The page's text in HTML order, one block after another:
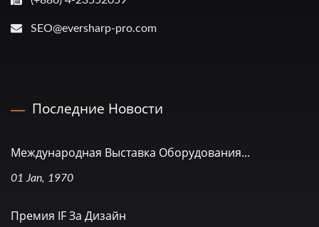
SEO@eversharp-pro.com
Последние Новости
Международная Выставка Оборудования...
01 Jan, 1970
Премия IF За Дизайн